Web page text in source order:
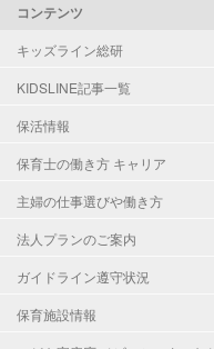
コンテンツ
キッズライン総研
KIDSLINE記事一覧
保活情報
保育士の働き方 キャリア
主婦の仕事選びや働き方
法人プランのご案内
ガイドライン遵守状況
保育施設情報